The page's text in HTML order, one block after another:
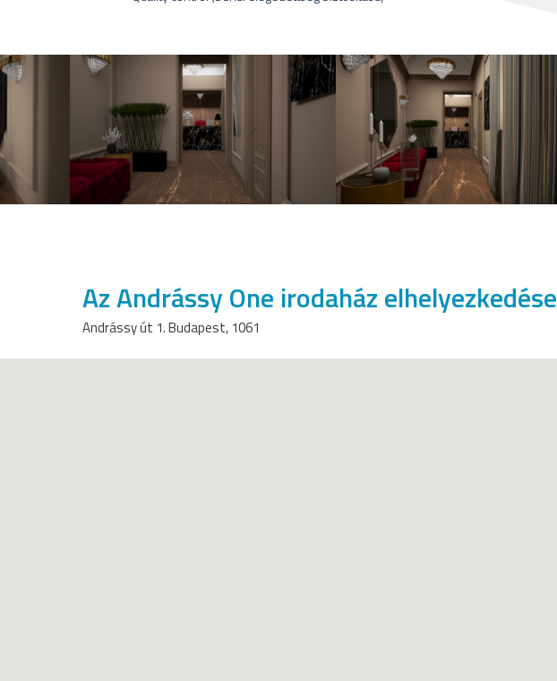
Az Andrássy One irodaház elhelyezkedése
Andrássy út 1. Budapest, 1061